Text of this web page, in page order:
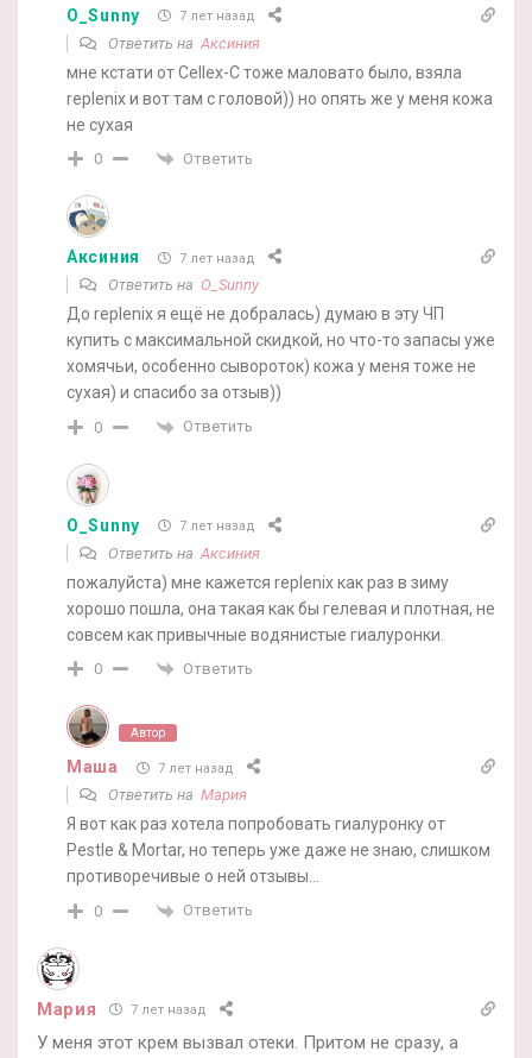
O_Sunny 7 лет назад
Ответить на Аксиния
мне кстати от Cellex-C тоже маловато было, взяла
replenix и вот там с головой)) но опять же у меня кожа
не сухая
0 Ответить
Аксиния 7 лет назад
Ответить на O_Sunny
До replenix я ещё не добралась) думаю в эту ЧП
купить с максимальной скидкой, но что-то запасы уже
хомячьи, особенно сывороток) кожа у меня тоже не
сухая) и спасибо за отзыв))
0 Ответить
O_Sunny 7 лет назад
Ответить на Аксиния
пожалуйста) мне кажется replenix как раз в зиму
хорошо пошла, она такая как бы гелевая и плотная, не
совсем как привычные водянистые гиалуронки.
0 Ответить
Автор
Маша 7 лет назад
Ответить на Мария
Я вот как раз хотела попробовать гиалуронку от
Pestle & Mortar, но теперь уже даже не знаю, слишком
противоречивые о ней отзывы…
0 Ответить
Мария 7 лет назад
У меня этот крем вызвал отеки. Притом не сразу, а